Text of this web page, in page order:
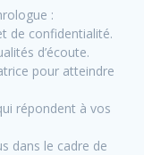
:
de confidentialité.
d’écoute.
pour atteindre
répondent à vos
dans le cadre de